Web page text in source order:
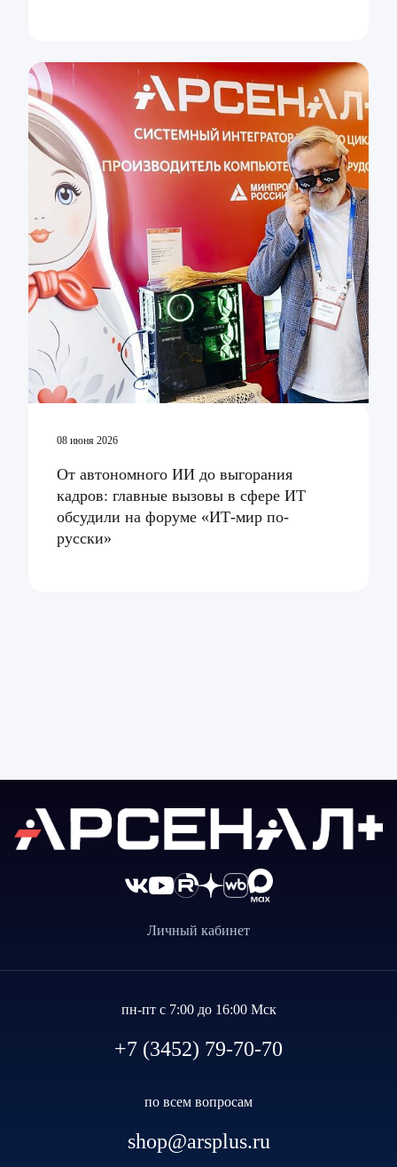
08 июня 2026
От автономного ИИ до выгорания
кадров: главные вызовы в сфере ИТ
обсудили на форуме «ИТ-мир по-
русски»
Личный кабинет
пн-пт с 7:00 до 16:00 Мск
+7 (3452) 79-70-70
по всем вопросам
shop@arsplus.ru